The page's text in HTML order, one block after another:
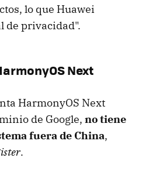
lo que Huawei
de privacidad".
Next
HarmonyOS Next
de Google, no tiene
fuera de China,
.